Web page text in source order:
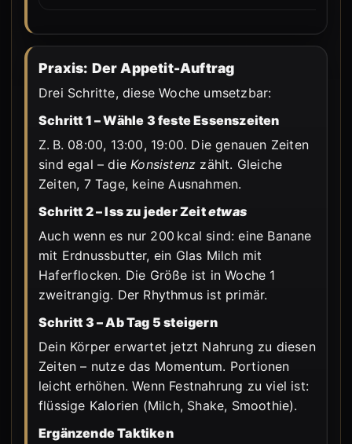
Praxis: Der Appetit-Auftrag
Drei Schritte, diese Woche umsetzbar:
Schritt 1 – Wähle 3 feste Essenszeiten
Z. B. 08:00, 13:00, 19:00. Die genauen Zeiten
sind egal – dieKonsistenz zählt. Gleiche
Zeiten, 7 Tage, keine Ausnahmen.
Schritt 2 – Iss zu jeder Zeitetwas
Auch wenn es nur 200 kcal sind: eine Banane
mit Erdnussbutter, ein Glas Milch mit
Haferflocken. Die Größe ist in Woche 1
zweitrangig. Der Rhythmus ist primär.
Schritt 3 – Ab Tag 5 steigern
Dein Körper erwartet jetzt Nahrung zu diesen
Zeiten – nutze das Momentum. Portionen
leicht erhöhen. Wenn Festnahrung zu viel ist:
flüssige Kalorien (Milch, Shake, Smoothie).
Ergänzende Taktiken